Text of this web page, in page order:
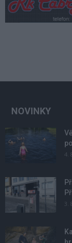
NOVINKY
4.
3.